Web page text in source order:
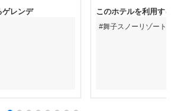
ゲレンデ
このホテルを利用する
舞子スノーリゾート